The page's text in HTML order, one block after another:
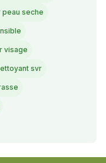
peau seche
visage
svr